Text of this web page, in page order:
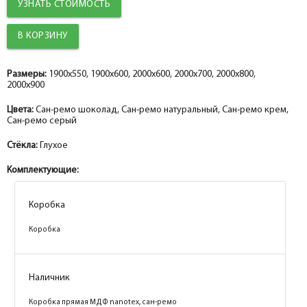
УЗНАТЬ СТОИМОСТЬ
Размеры: 1900x550, 1900x600, 2000x600, 2000x700, 2000x800,
2000x900
Цвета: Сан-ремо шоколад, Сан-ремо натуральный, Сан-ремо крем,
Сан-ремо серый
Стёкла: Глухое
Комплектующие:
Коробка
Коробка
Наличник
Коробка прямая МДФ nanotex, сан-ремо
Коробка
Коробка
Наличник
Коробка прямая МДФ nanotex, сан-ремо
Коробка
Коробка
Наличник
Коробка прямая МДФ nanotex, сан-ремо
Коробка
Коробка
Наличник
Коробка прямая МДФ nanotex, сан-ремо